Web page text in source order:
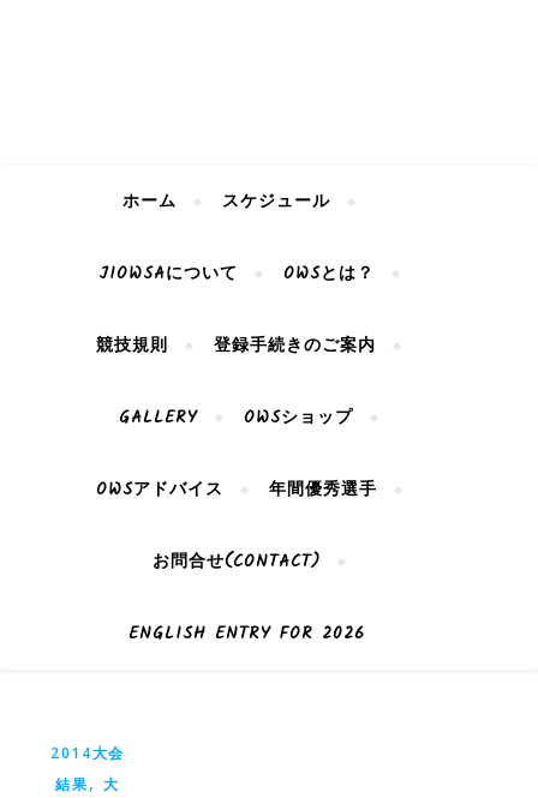
ホーム スケジュール
JIOWSAについて OWSとは？
競技規則 登録手続きのご案内
GALLERY OWSショップ
OWSアドバイス 年間優秀選手
お問合せ(CONTACT)
ENGLISH ENTRY FOR 2026
2014大会
結果, 大